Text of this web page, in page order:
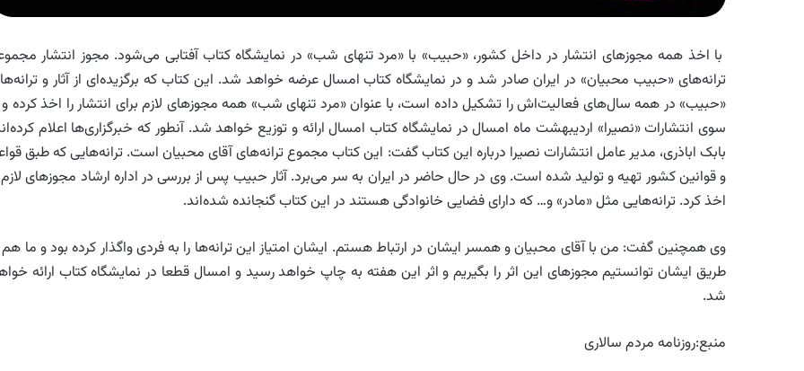
با اخذ همه مجوزهای انتشار در داخل کشور، «حبیب» با «مرد تنهای شب» در نمایشگاه کتاب آفتابی می‌شود. مجوز انتشار
ترانه‌های «حبیب محبیان» در ایران صادر شد و در نمایشگاه کتاب امسال عرضه خواهد شد. این کتاب که برگزیده‌ای از آثار و
«حبیب» در همه سال‌های فعالیت‌اش را تشکیل داده است، با عنوان «مرد تنهای شب» همه مجوزهای لازم برای انتشار را اخذ کرده و
سوی انتشارات «نصیرا» اردیبهشت ماه امسال در نمایشگاه کتاب امسال ارائه و توزیع خواهد شد. آنطور که خبرگزاری‌ها اعلام
بابک اباذری، مدیر عامل انتشارات نصیرا درباره این کتاب گفت: این کتاب مجموع ترانه‌های آقای محبیان است. ترانه‌هایی که طبق
و قوانین کشور تهیه و تولید شده است. وی در حال حاضر در ایران به سر می‌برد. آثار حبیب پس از بررسی در اداره ارشاد مجوزهای لازم
اخذ کرد. ترانه‌هایی مثل «مادر» و… که دارای فضایی خانوادگی هستند در این کتاب گنجانده شده‌اند.
وی همچنین گفت: من با آقای محبیان و همسر ایشان در ارتباط هستم. ایشان امتیاز این ترانه‌ها را به فردی واگذار کرده بود و ما هم
طریق ایشان توانستیم مجوزهای این اثر را بگیریم و اثر این هفته به چاپ خواهد رسید و امسال قطعا در نمایشگاه کتاب ارائه
شد.
منبع:روزنامه مردم سالاری